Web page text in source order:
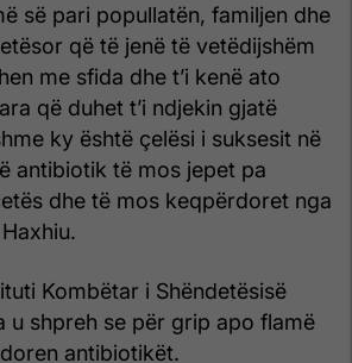
së pari popullatën, familjen dhe
që të jenë të vetëdijshëm
me sfida dhe t’i kenë ato
që duhet t’i ndjekin gjatë
ky është çelësi i suksesit në
antibiotik të mos jepet pa
dhe të mos keqpërdoret nga
Kombëtar i Shëndetësisë
u shpreh se për grip apo flamë
antibiotikët.